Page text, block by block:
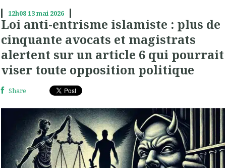
12h0813mai 2026
Loi anti-entrisme islamiste : plus de
cinquante avocats et magistrats
alertent sur un article 6 qui pourrait
viser toute opposition politique
Share